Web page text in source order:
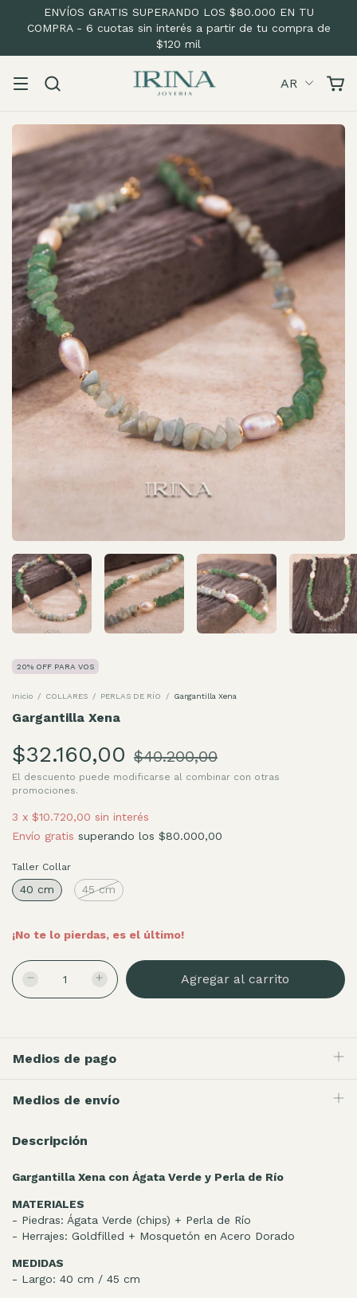
ENVÍOS GRATIS SUPERANDO LOS $80.000 EN TU
COMPRA - 6 cuotas sin interés a partir de tu compra de
$120 mil
AR
20% OFF PARA VOS
Inicio / COLLARES / PERLAS DE RÍO / Gargantilla Xena
Gargantilla Xena
$32.160,00 $40.200,00
El descuento puede modificarse al combinar con otras
promociones.
3 x $10.720,00 sin interés
Envío gratis superando los $80.000,00
Taller Collar
40 cm 45 cm
¡No te lo pierdas, es el último!
Medios de pago
Medios de envío
Descripción
Gargantilla Xena con Ágata Verde y Perla de Río
MATERIALES
- Piedras: Ágata Verde (chips) + Perla de Río
- Herrajes: Goldfilled + Mosquetón en Acero Dorado
MEDIDAS
- Largo: 40 cm / 45 cm